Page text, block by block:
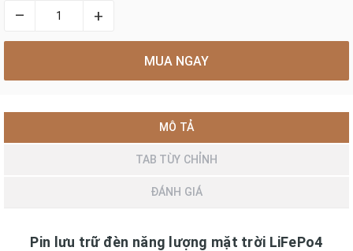
– +
MUA NGAY
MÔ TẢ
TAB TÙY CHỈNH
ĐÁNH GIÁ
Pin lưu trữ đèn năng lượng mặt trời LiFePo4